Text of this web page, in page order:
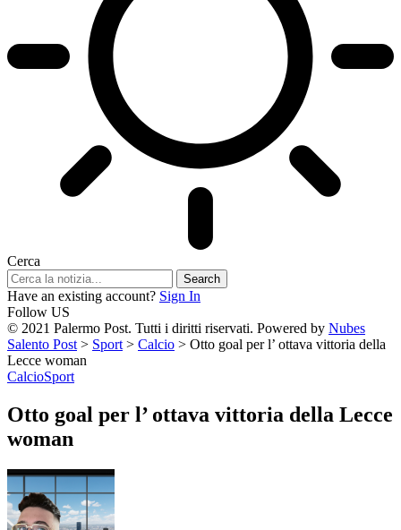
Cerca
Have an existing account? Sign In
Follow US
© 2021 Palermo Post. Tutti i diritti riservati. Powered by Nubes
Salento Post > Sport > Calcio > Otto goal per l’ ottava vittoria della
Lecce woman
CalcioSport
Otto goal per l’ ottava vittoria della Lecce
woman